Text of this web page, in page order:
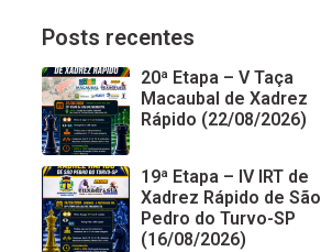
Posts recentes
20ª Etapa – V Taça
Macaubal de Xadrez
Rápido (22/08/2026)
19ª Etapa – IV IRT de
Xadrez Rápido de São
Pedro do Turvo-SP
(16/08/2026)